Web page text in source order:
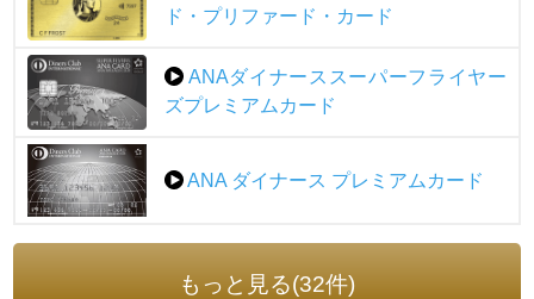
ド・プリファード・カード
ANAダイナーススーパーフライヤー
ズプレミアムカード
ANA ダイナース プレミアムカード
もっと見る(32件)